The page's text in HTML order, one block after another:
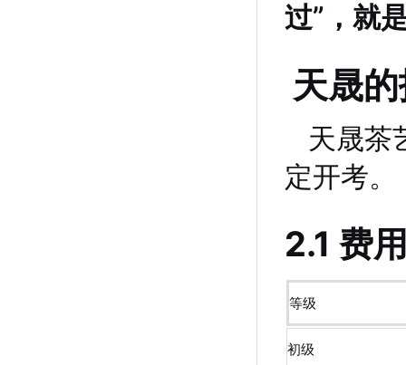
过”，就
天晟
天晟茶
定开考。
2.1 费
等级
初级